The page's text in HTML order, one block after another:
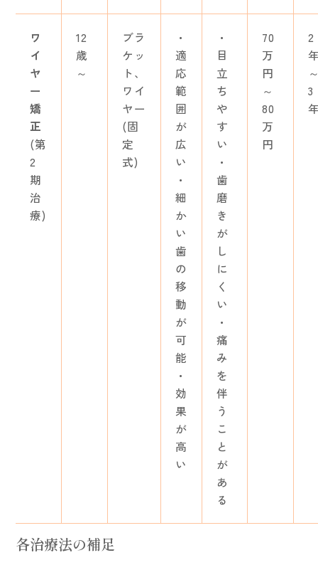
ワ
イ
ヤ
ー
矯
正
(第
2
期
治
療)
12
歳
～
ブラ
ケッ
ト、
ワイ
ヤー
(固
定
式)
・
適
応
範
囲
が
広
い
・
細
か
い
歯
の
移
動
が
可
能
・
効
果
が
高
い
・
目
立
ち
や
す
い
・
歯
磨
き
が
し
に
く
い
・
痛
み
を
伴
う
こ
と
が
あ
る
70
万
円
～
80
万
円
2
3
各治療法の補足